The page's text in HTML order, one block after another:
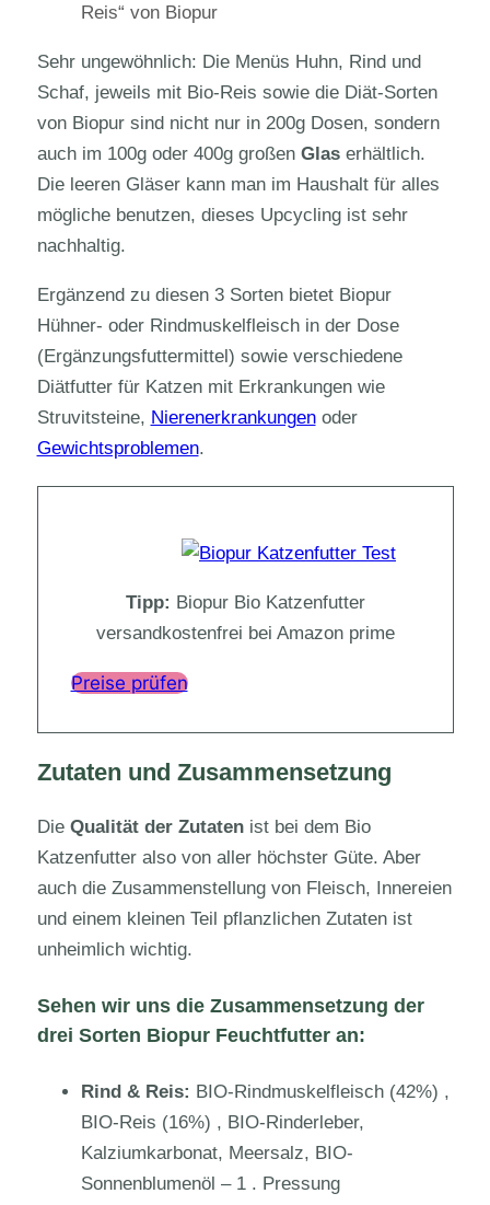
Reis“ von Biopur
Sehr ungewöhnlich: Die Menüs Huhn, Rind und
Schaf, jeweils mit Bio-Reis sowie die Diät-Sorten
von Biopur sind nicht nur in 200g Dosen, sondern
auch im 100g oder 400g großen Glaserhältlich.
Die leeren Gläser kann man im Haushalt für alles
mögliche benutzen, dieses Upcycling ist sehr
nachhaltig.
Ergänzend zu diesen 3 Sorten bietet Biopur
Hühner- oder Rindmuskelfleisch in der Dose
(Ergänzungsfuttermittel) sowie verschiedene
Diätfutter für Katzen mit Erkrankungen wie
Struvitsteine, Nierenerkrankungenoder
Gewichtsproblemen.
Tipp: Biopur Bio Katzenfutter
versandkostenfrei bei Amazon prime
Preise prüfen
Zutaten und Zusammensetzung
Die Qualität der Zutatenist bei dem Bio
Katzenfutter also von aller höchster Güte. Aber
auch die Zusammenstellung von Fleisch, Innereien
und einem kleinen Teil pflanzlichen Zutaten ist
unheimlich wichtig.
Sehen wir uns die Zusammensetzung der
drei Sorten Biopur Feuchtfutter an:
Rind & Reis: BIO-Rindmuskelfleisch (42%) ,
BIO-Reis (16%) , BIO-Rinderleber,
Kalziumkarbonat, Meersalz, BIO-
Sonnenblumenöl – 1 . Pressung